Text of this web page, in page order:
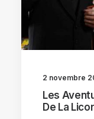
2 novembre
Les
De La